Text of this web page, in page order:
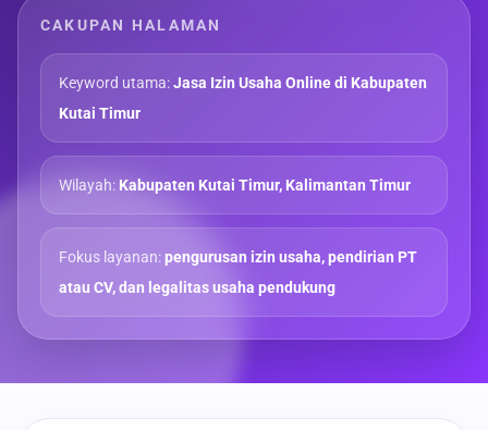
CAKUPAN HALAMAN
Keyword utama:Jasa Izin Usaha Online di Kabupaten
Kutai Timur
Wilayah:Kabupaten Kutai Timur, Kalimantan Timur
Fokus layanan:pengurusan izin usaha, pendirian PT
atau CV, dan legalitas usaha pendukung